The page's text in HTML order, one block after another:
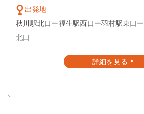
出発地
秋川駅北口ー福生駅西口ー羽村駅東口
北口
詳細を見る ▲